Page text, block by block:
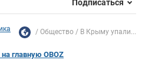
Подписаться
Общество В Крыму упали...
главную OBOZ